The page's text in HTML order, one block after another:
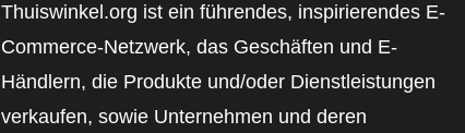
Thuiswinkel.org ist ein führendes, inspirierendes E-
Commerce-Netzwerk, das Geschäften und E-
Händlern, die Produkte und/oder Dienstleistungen
verkaufen, sowie Unternehmen und deren